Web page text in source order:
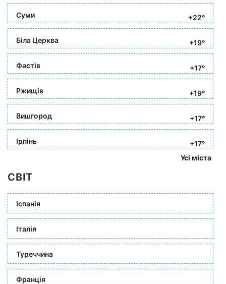
Суми +22°
Біла Церква +19°
Фастів +17°
Ржищів +19°
Вишгород +17°
Ірпінь
+17°
Усі міста
СВІТ
Іспанія
Італія
Туреччина
Франція